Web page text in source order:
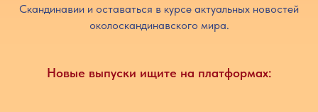
Скандинавии и оставаться в курсе актуальных новостей
околоскандинавского мира.
Новые выпуски ищите на платформах: